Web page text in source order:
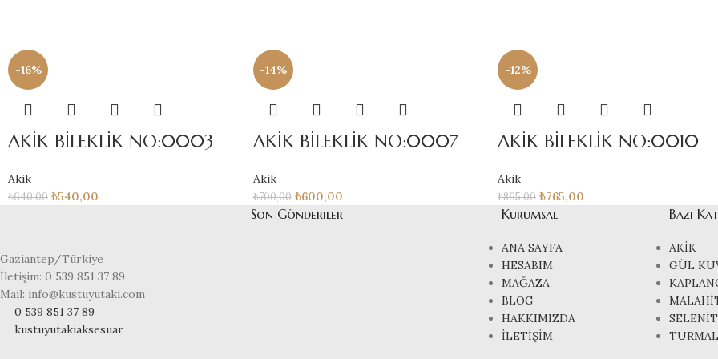
-16%
AKİK BİLEKLİK NO:0003
Akik
₺640,00 ₺540,00
-14%
AKİK BİLEKLİK NO:0007
Akik
₺700,00 ₺600,00
-12%
AKİK BİLEKLİK NO:0010
Akik
₺865,00 ₺765,00
Gaziantep/Türkiye
İletişim: 0 539 851 37 89
Mail: info@kustuyutaki.com
0 539 851 37 89
kustuyutakiaksesuar
Son Gönderiler Kurumsal
ANA SAYFA
HESABIM
MAĞAZA
BLOG
HAKKIMIZDA
İLETİŞİM
Bazı
AKİK
GÜL
SELENİT